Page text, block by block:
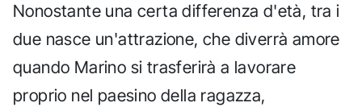
Nonostante una certa differenza d'età, tra i
due nasce un'attrazione, che diverrà amore
quando Marino si trasferirà a lavorare
proprio nel paesino della ragazza,